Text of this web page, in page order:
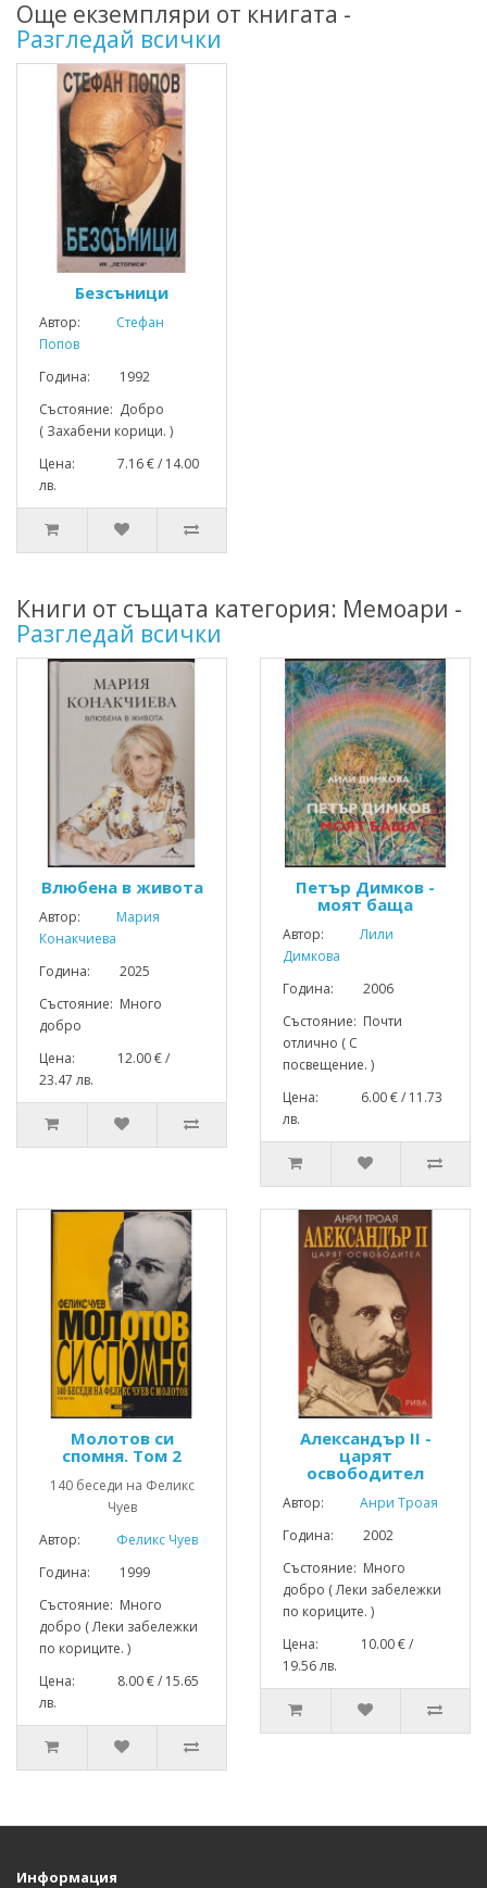
Още екземпляри от книгата -
Разгледай всички
Безсъници
Автор:
Стефан
Попов
Година: 1992
Състояние: Добро
( Захабени корици. )
Цена: 7.16 € / 14.00
лв.
Книги от същата категория: Мемоари -
Разгледай всички
Влюбена в живота
Автор:
Мария
Конакчиева
Година: 2025
Състояние: Много
добро
Цена: 12.00 € /
23.47 лв.
Петър Димков -
моят баща
Автор:
Лили
Димкова
Година: 2006
Състояние: Почти
отлично ( С
посвещение. )
Цена: 6.00 € / 11.73
лв.
Молотов си
спомня. Том 2
140 беседи на Феликс
Чуев
Автор:
Феликс Чуев
Година: 1999
Състояние: Много
добро ( Леки забележки
по кориците. )
Цена: 8.00 € / 15.65
лв.
Александър II -
царят
освободител
Автор:
Анри Троая
Година: 2002
Състояние: Много
добро ( Леки забележки
по кориците. )
Цена: 10.00 € /
19.56 лв.
Информация